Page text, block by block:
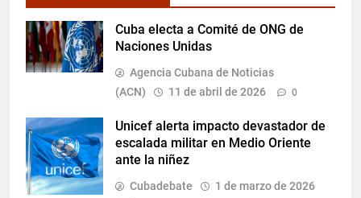
Cuba electa a Comité de ONG de
Naciones Unidas
Agencia Cubana de Noticias
(ACN)
11 de abril de 2026 0
Unicef alerta impacto devastador de
escalada militar en Medio Oriente
ante la niñez
Cubadebate 1 de marzo de 2026